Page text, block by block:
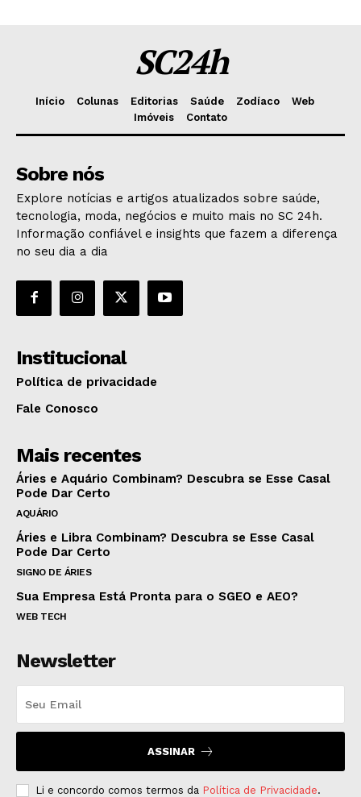
SC24h
Início Colunas Editorias Saúde Zodíaco
Web
Imóveis
Contato
Sobre nós
Explore notícias e artigos atualizados sobre saúde,
tecnologia, moda, negócios e muito mais no SC 24h.
Informação confiável e insights que fazem a diferença
no seu dia a dia
Institucional
Política de privacidade
Fale Conosco
Mais recentes
Áries e Aquário Combinam? Descubra se Esse Casal
Pode Dar Certo
AQUÁRIO
Áries e Libra Combinam? Descubra se Esse Casal
Pode Dar Certo
SIGNO DE ÁRIES
Sua Empresa Está Pronta para o SGEO e AEO?
WEB TECH
Newsletter
ASSINAR
Li e concordo comos termos da Política de Privacidade.